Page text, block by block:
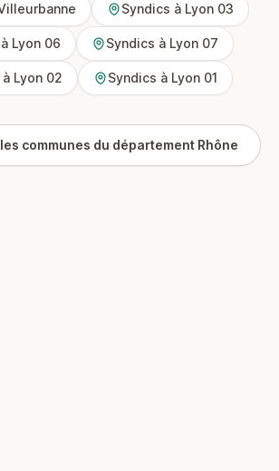
Syndics à Lyon 03
Lyon 06 Syndics à Lyon 07
Lyon 02 Syndics à Lyon 01
communes du département Rhône